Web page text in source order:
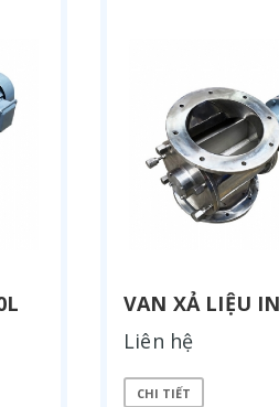
VAN XẢ LIỆU
Liên hệ
CHI TIẾT